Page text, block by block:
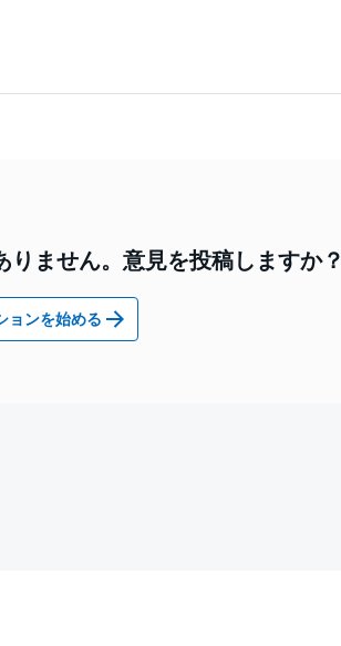
りません。意見を投稿しますか？
ョンを始める